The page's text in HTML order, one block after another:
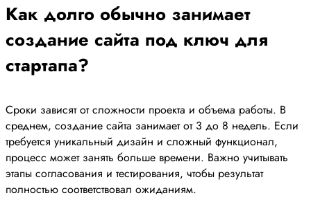
Как долго обычно занимает
создание сайта под ключ для
стартапа?
Сроки зависят от сложности проекта и объема работы. В
среднем, создание сайта занимает от 3 до 8 недель. Если
требуется уникальный дизайн и сложный функционал,
процесс может занять больше времени. Важно учитывать
этапы согласования и тестирования, чтобы результат
полностью соответствовал ожиданиям.